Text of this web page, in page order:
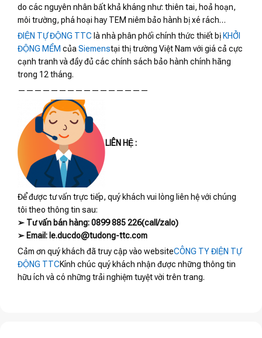
do các nguyên nhân bất khả kháng như: thiên tai, hoả hoạn,
môi trường, phá hoại hay TEM niêm bảo hành bị xé rách…
ĐIỆN TỰ ĐỘNG TTC là nhà phân phối chính thức thiết bị KHỞI
ĐỘNG MỀM của Siemenstại thị trường Việt Nam với giá cả cực
cạnh tranh và đầy đủ các chính sách bảo hành chính hãng
trong 12 tháng.
————————————————
LIÊN HỆ :
Để được tư vấn trực tiếp, quý khách vui lòng liên hệ với chúng
tôi theo thông tin sau:
➢ Tư vấn bán hàng: 0899 885 226(call/zalo)
➢ Email: le.ducdo@tudong-ttc.com
Cảm ơn quý khách đã truy cập vào websiteCÔNG TY ĐIỆN TỰ
ĐỘNG TTCKính chúc quý khách nhận được những thông tin
hữu ích và có những trải nghiệm tuyệt vời trên trang.